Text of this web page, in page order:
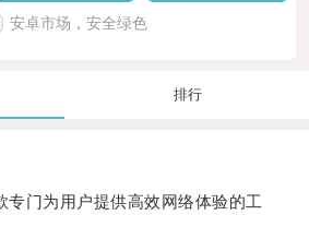
安卓市场，安全绿色
排行
门为用户提供高效网络体验的工